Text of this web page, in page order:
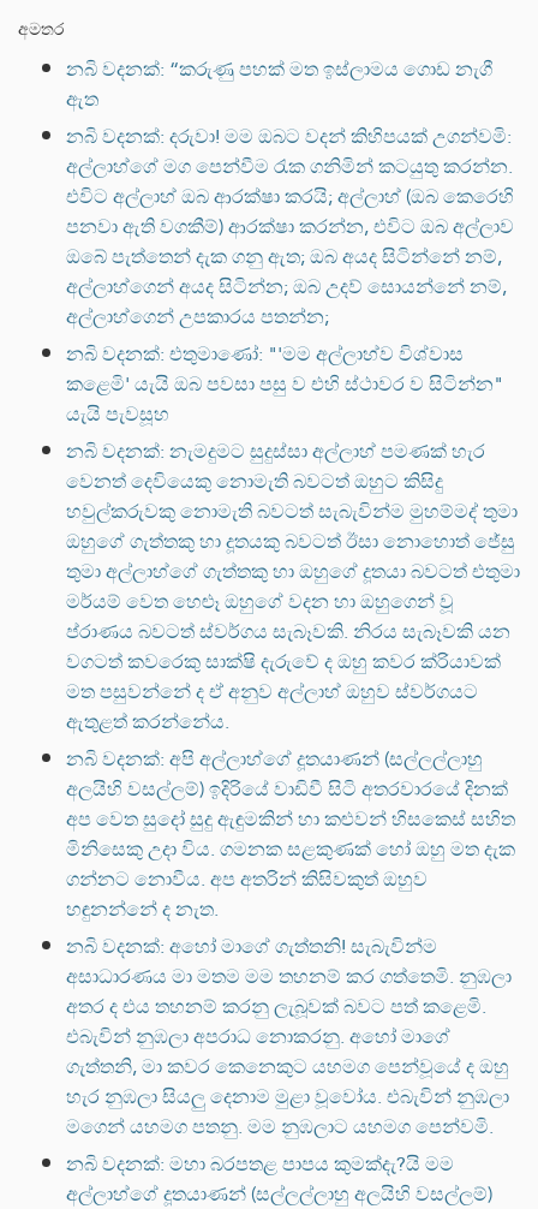
අමතර
නබි වදනක්: “කරුණු පහක් මත ඉස්ලාමය ගොඩ නැගී
ඇත
නබි වදනක්: දරුවා! මම ඔබට වදන් කිහිපයක් උගන්වමි:
අල්ලාහ්ගේ මග පෙන්වීම රැක ගනිමින් කටයුතු කරන්න.
එවිට අල්ලාහ් ඔබ ආරක්ෂා කරයි; අල්ලාහ් (ඔබ කෙරෙහි
පනවා ඇති වගකීම්) ආරක්ෂා කරන්න, එවිට ඔබ අල්ලාව
ඔබේ පැත්තෙන් දැක ගනු ඇත; ඔබ අයද සිටින්නේ නම්,
අල්ලාහ්ගෙන් අයද සිටින්න; ඔබ උදව් සොයන්නේ නම්,
අල්ලාහ්ගෙන් උපකාරය පතන්න;
නබි වදනක්: එතුමාණෝ: "'මම අල්ලාහ්ව විශ්වාස
කළෙමි' යැයි ඔබ පවසා පසු ව එහි ස්ථාවර ව සිටින්න"
යැයි පැවසූහ
නබි වදනක්: නැමදුමට සුදුස්සා අල්ලාහ් පමණක් හැර
වෙනත් දෙවියෙකු නොමැති බවටත් ඔහුට කිසිදු
හවුල්කරුවකු නොමැති බවටත් සැබැවින්ම මුහම්මද් තුමා
ඔහුගේ ගැත්තකු හා දූතයකු බවටත් ඊසා නොහොත් ජේසු
තුමා අල්ලාහ්ගේ ගැත්තකු හා ඔහුගේ දූතයා බවටත් එතුමා
මර්යම් වෙත හෙළූ ඔහුගේ වදන හා ඔහුගෙන් වූ
ප්රාණය බවටත් ස්වර්ගය සැබෑවකි. නිරය සැබෑවකි යන
වගටත් කවරෙකු සාක්ෂි දැරුවේ ද ඔහු කවර ක්රියාවක්
මත පසුවන්නේ ද ඒ අනුව අල්ලාහ් ඔහුව ස්වර්ගයට
ඇතුළත් කරන්නේය.
නබි වදනක්: අපි අල්ලාහ්ගේ දූතයාණන් (සල්ලල්ලාහු
අලයිහි වසල්ලම්) ඉදිරියේ වාඩිවී සිටි අතරවාරයේ දිනක්
අප වෙත සුදෝ සුදු ඇඳුමකින් හා කළුවන් හිසකෙස් සහිත
මිනිසෙකු උදා විය. ගමනක සළකුණක් හෝ ඔහු මත දැක
ගන්නට නොවීය. අප අතරින් කිසිවකුත් ඔහුව
හඳුනන්නේ ද නැත.
නබි වදනක්: අහෝ මාගේ ගැත්තනි! සැබැවින්ම
අසාධාරණය මා මතම මම තහනම් කර ගත්තෙමි. නුඹලා
අතර ද එය තහනම් කරනු ලැබූවක් බවට පත් කළෙමි.
එබැවින් නුඹලා අපරාධ නොකරනු. අහෝ මාගේ
ගැත්තනි, මා කවර කෙනෙකුට යහමග පෙන්වූයේ ද ඔහු
හැර නුඹලා සියලු දෙනාම මුළා වූවෝය. එබැවින් නුඹලා
මගෙන් යහමග පතනු. මම නුඹලාට යහමග පෙන්වමි.
නබි වදනක්: මහා බරපතළ පාපය කුමක්දැ?යි මම
අල්ලාහ්ගේ දූතයාණන් (සල්ලල්ලාහු අලයිහි වසල්ලම්)